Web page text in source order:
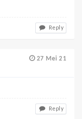
Reply
27 Mei 21
Reply